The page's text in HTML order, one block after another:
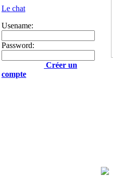
Le chat
Usename:
Password:
Créer un
compte